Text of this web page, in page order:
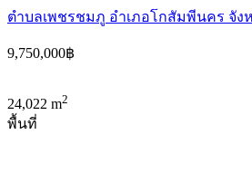
ตำบลเพชรชมภู อำเภอโกสัมพีนคร จัง
9,750,000฿
24,022 m2
พื้นที่